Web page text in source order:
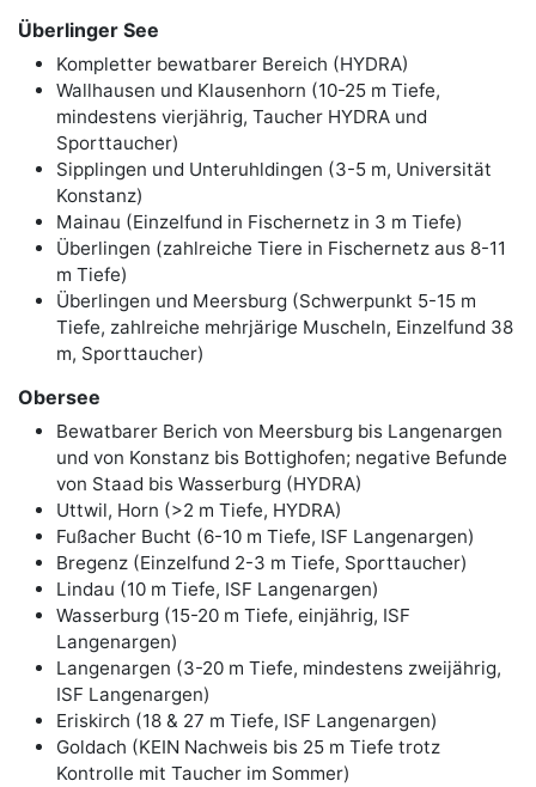
Überlinger See
Kompletter bewatbarer Bereich (HYDRA)
Wallhausen und Klausenhorn (10-25 m Tiefe,
mindestens vierjährig, Taucher HYDRA und
Sporttaucher)
Sipplingen und Unteruhldingen (3-5 m, Universität
Konstanz)
Mainau (Einzelfund in Fischernetz in 3 m Tiefe)
Überlingen (zahlreiche Tiere in Fischernetz aus 8-11
m Tiefe)
Überlingen und Meersburg (Schwerpunkt 5-15 m
Tiefe, zahlreiche mehrjärige Muscheln, Einzelfund 38
m, Sporttaucher)
Obersee
Bewatbarer Berich von Meersburg bis Langenargen
und von Konstanz bis Bottighofen; negative Befunde
von Staad bis Wasserburg (HYDRA)
Uttwil, Horn (>2 m Tiefe, HYDRA)
Fußacher Bucht (6-10 m Tiefe, ISF Langenargen)
Bregenz (Einzelfund 2-3 m Tiefe, Sporttaucher)
Lindau (10 m Tiefe, ISF Langenargen)
Wasserburg (15-20 m Tiefe, einjährig, ISF
Langenargen)
Langenargen (3-20 m Tiefe, mindestens zweijährig,
ISF Langenargen)
Eriskirch (18 & 27 m Tiefe, ISF Langenargen)
Goldach (KEIN Nachweis bis 25 m Tiefe trotz
Kontrolle mit Taucher im Sommer)